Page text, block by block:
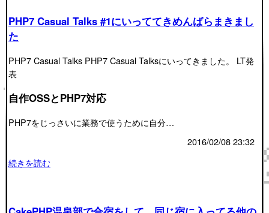
PHP7 Casual Talks #1にいっててきめんばらまきまし
た
PHP7 Casual Talks PHP7 Casual Talksにいってきました。 LT発
表
自作OSSとPHP7対応
PHP7をじっさいに業務で使うために自分…
2016/02/08 23:32
続きを読む